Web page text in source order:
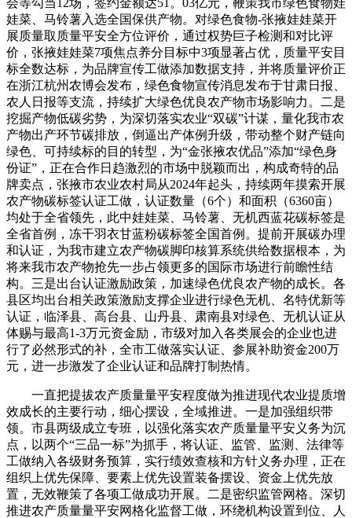
娃菜、马铃薯入选全国保供产物。对绿色食物-张掖娃娃菜开
展质量取质量平安全方位评价，通过权势巨子检测和对比评
价，张掖娃娃菜7项焦点养分目标中3项显著占优，质量平安目
标全数达标，为品牌宣传工做添加数据支持，并将质量评价正
在浙江杭州农博会发布，绿色食物宣传消息发布于甘肃日报、
农人日报等支流，持续扩大绿色优良农产物市场影响力。二是
挖掘产物低碳劣势，为深切落实农业“双碳”计谋，量化我市农
产物出产环节碳排放，倒逼出产体例升级，带动整个财产链向
绿色、可持续标的目的转型，为“金张掖农优品”添加“绿色身
份证”，正在合作日趋激烈的市场中脱颖而出，构成奇特的品
牌卖点，张掖市农业农村局从2024年起头，持续两年摸索开展
农产物碳标签认证工做，认证数量（6个）和面积（6360亩）
均处于全省领先，此中娃娃菜、马铃薯、无机西蓝花碳标签是
全省首例，冻干羽衣甘蓝粉碳标签全国首例。提前开展碳办理
和认证，为我市建立农产物碳脚印核算系统供给数据根本，为
将来我市农产物抢先一步占领更多的国际市场进行前瞻性结
构。三是出台认证激励政策，加速绿色优良农产物的成长。各
县区均出台相关政策激励支撑企业进行绿色无机、名特优新等
认证，临泽县、高台县、山丹县、肃南县对绿色、无机认证从
体赐与最高1-3万元资金励，市级对加入各类展会的企业也进
行了必然形式的补，全市工做落实认证、参展补助资金200万
元，进一步激发了企业认证和品牌打制热情。
一直把提拔农产质量量平安程度做为推进现代农业提质增
效成长的主要行动，细心摆设，全域推进。一是加强组织带
领。市县两级成立专班，以强化落实农产质量量平安义务为沉
点，以两个“三品一标”为抓手，将认证、监管、监测、法律等
工做纳入各级财务预算，实行绩效查核和方针义务办理，正在
组织上优先保障、要素上优先设置装备摆设、资金上优先放
置，无效鞭策了各项工做成功开展。二是密织监管网格。深切
推进农产质量量平安网格化监督工做，环绕机构设置到位、人